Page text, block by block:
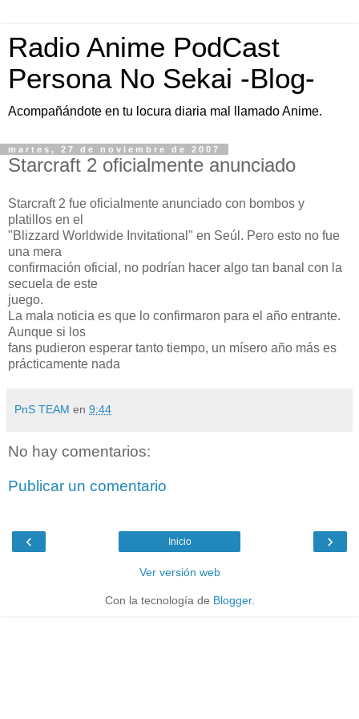
Radio Anime PodCast
Persona No Sekai -Blog-
Acompañándote en tu locura diaria mal llamado Anime.
martes, 27 de noviembre de 2007
Starcraft 2 oficialmente anunciado
Starcraft 2 fue oficialmente anunciado con bombos y
platillos en el
"Blizzard Worldwide Invitational" en Seúl. Pero esto no fue
una mera
confirmación oficial, no podrían hacer algo tan banal con la
secuela de este
juego.
La mala noticia es que lo confirmaron para el año entrante.
Aunque si los
fans pudieron esperar tanto tiempo, un mísero año más es
prácticamente nada
PnS TEAM en 9:44
No hay comentarios:
Publicar un comentario
‹ ›
Inicio
Ver versión web
Con la tecnología de Blogger.